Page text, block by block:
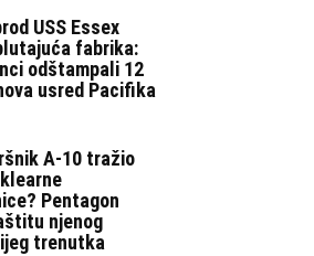
USS Essex
fabrika:
odštampali 12
usred Pacifika
A-10 tražio
Pentagon
njenog
trenutka